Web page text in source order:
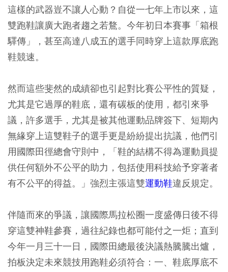
這樣的武器豈不讓人心動？自從一七年上市以來，這
雙跑鞋讓廣大跑者趨之若鶩。今年初日本賽事「箱根
驛傳」，甚至高達八成五的選手同時穿上這款厚底跑
鞋競速。
然而這些斐然的成績卻也引起對比賽公平性的質疑，
尤其是它過厚的鞋底，還有碳板的使用，都引來爭
議，許多選手，尤其是被其他運動品牌簽下、短期內
無緣穿上這雙鞋子的選手更是紛紛提出抗議，他們引
用國際田徑總會守則中，「鞋的結構不得為運動員提
供任何額外不公平的助力，包括使用科技給予穿著者
有不公平的得益。」強烈主張這雙運動鞋違反規定。
伴隨而來的爭議，讓國際馬拉松圈一度盛傳日後不得
穿這雙神鞋參賽，過往紀錄也都可能付之一炬；直到
今年一月三十一日，國際田總最後決議熱騰騰出爐，
拍板決定未來競技用跑鞋必須符合：一、鞋底厚底不